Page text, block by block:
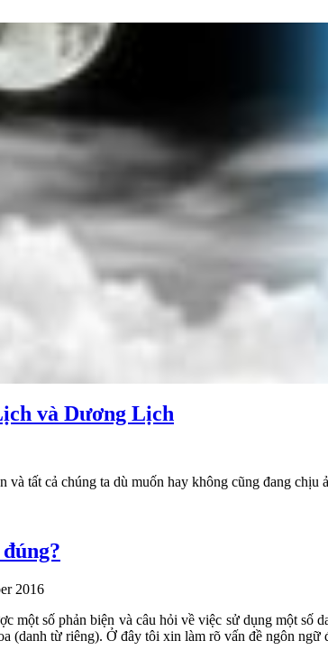
và Dương Lịch
và tất cả chúng ta dù muốn hay không cũng đang
2016
một số phản biện và câu hỏi về việc sử dụng một số
(danh từ riêng). Ở đây tôi xin làm rõ vấn đề ngôn